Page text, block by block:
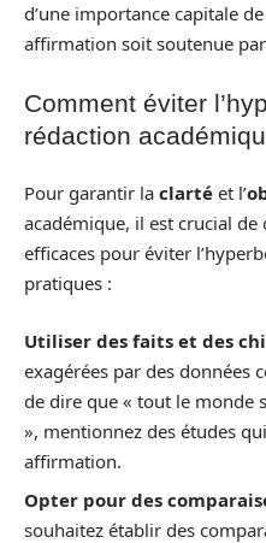
d’une importance capitale
affirmation soit soutenue
Comment éviter
rédaction
Pour garantir la clarté et l’
académique, il est crucial
efficaces pour éviter
pratiques :
Utiliser des faits et des
exagérées par des données
de dire que « tout le monde
», mentionnez des études
affirmation.
Opter pour des
souhaitez établir des